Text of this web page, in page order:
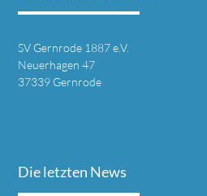
SV Gernrode 1887 e.V.
Neuerhagen 47
37339 Gernrode
Die letzten News